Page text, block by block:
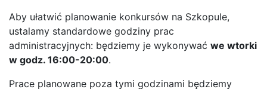
Aby ułatwić planowanie konkursów na Szkopule,
ustalamy standardowe godziny prac
administracyjnych: będziemy je wykonywać we wtorki
w godz. 16:00-20:00.
Prace planowane poza tymi godzinami będziemy